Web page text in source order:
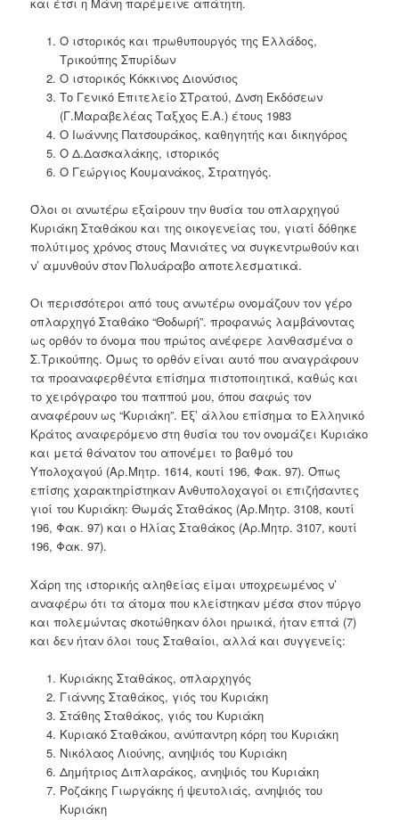
Ο ιστορικός και πρωθυπουργός της Ελλάδος,
Τρικούπης Σπυρίδων
Ο ιστορικός Κόκκινος Διονύσιος
Το Γενικό Επιτελείο ΣΤρατού, Δνση Εκδόσεων
(Γ.Μαραβελέας Ταξχος Ε.Α.) έτους 1983
Ο Ιωάννης Πατσουράκος, καθηγητής και δικηγόρος
Ο Δ.Δασκαλάκης, ιστορικός
Ο Γεώργιος Κουμανάκος, Στρατηγός.
Όλοι οι ανωτέρω εξαίρουν την θυσία του οπλαρχηγού
Κυριάκη Σταθάκου και της οικογενείας του, γιατί δόθηκε
πολύτιμος χρόνος στους Μανιάτες να συγκεντρωθούν και
ν’ αμυνθούν στον Πολυάραβο αποτελεσματικά.
Οι περισσότεροι από τους ανωτέρω ονομάζουν τον γέρο
οπλαρχηγό Σταθάκο “Θοδωρή”. προφανώς λαμβάνοντας
ως ορθόν το όνομα που πρώτος ανέφερε λανθασμένα ο
Σ.Τρικούπης. Όμως το ορθόν είναι αυτό που αναγράφουν
τα προαναφερθέντα επίσημα πιστοποιητικά, καθώς και
το χειρόγραφο του παππού μου, όπου σαφώς τον
αναφέρουν ως “Κυριάκη”. Εξ’ άλλου επίσημα το Ελληνικό
Κράτος αναφερόμενο στη θυσία του τον ονομάζει Κυριάκο
και μετά θάνατον του απονέμει το βαθμό του
Υπολοχαγού (Αρ.Μητρ. 1614, κουτί 196, Φακ. 97). Όπως
επίσης χαρακτηρίστηκαν Ανθυπολοχαγοί οι επιζήσαντες
γιοί του Κυριάκη: Θωμάς Σταθάκος (Αρ.Μητρ. 3108, κουτί
196, Φακ. 97) και ο Ηλίας Σταθάκος (Αρ.Μητρ. 3107, κουτί
196, Φακ. 97).
Χάρη της ιστορικής αληθείας είμαι υποχρεωμένος ν’
αναφέρω ότι τα άτομα που κλείστηκαν μέσα στον πύργο
και πολεμώντας σκοτώθηκαν όλοι ηρωικά, ήταν επτά (7)
και δεν ήταν όλοι τους Σταθαίοι, αλλά και συγγενείς:
Κυριάκης Σταθάκος, οπλαρχηγός
Γιάννης Σταθάκος, γιός του Κυριάκη
Στάθης Σταθάκος, γιός του Κυριάκη
Κυριακό Σταθάκου, ανύπαντρη κόρη του Κυριάκη
Νικόλαος Λιούνης, ανηψιός του Κυριάκη
Δημήτριος Διπλαράκος, ανηψιός του Κυριάκη
Ροζάκης Γιωργάκης ή ψευτολιάς, ανηψιός του
Κυριάκη